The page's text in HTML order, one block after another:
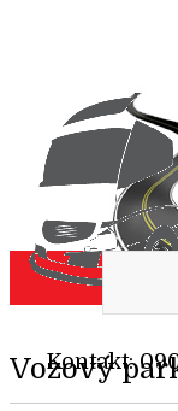
Kontakt:
Vozový